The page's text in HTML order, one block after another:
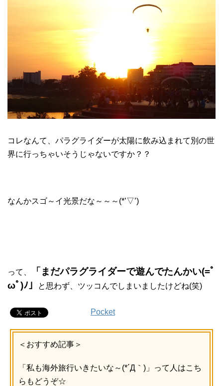
コレなんて、パラグライダーが太陽に飲み込まれて別の世
界に行っちゃいそうじゃないですか？？
なんかスゴ～イ光景だな～～～(*’▽’)
って、
「まだパラグライダーで遊んでたんかい(=ﾟ
ωﾟ)ﾉ」
と思わず、ツッコんでしまいましたけどね(笑)
Pocket
＜おすすめ記事＞
「私も海外旅行いきたいな～(*´Д｀)」って人はこち
らもどうぞ☆